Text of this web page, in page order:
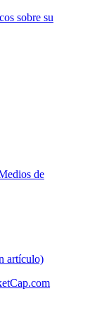
sobre su
de
artículo)